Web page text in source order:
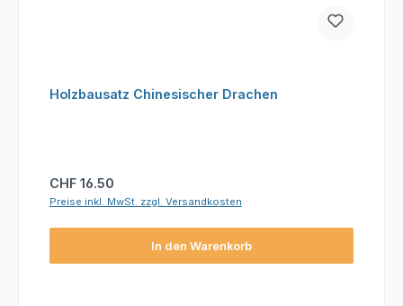
Holzbausatz Chinesischer Drachen
Regulärer Preis:
CHF 16.50
Preise inkl. MwSt. zzgl. Versandkosten
In den Warenkorb